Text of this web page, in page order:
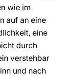
wie im
auf an eine
eine
durch
verstehbar
und nach